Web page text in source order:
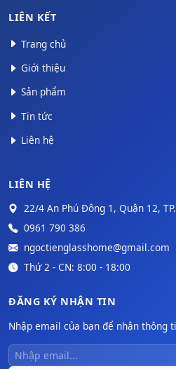
LIÊN KẾT
Trang chủ
Giới thiệu
Sản phẩm
Tin tức
Liên hệ
LIÊN HỆ
22/4 An Phú Đông 1, Quận 12,
0961 790 386
ngoctienglasshome@gmail.com
Thứ 2 - CN: 8:00 - 18:00
ĐĂNG KÝ NHẬN TIN
Nhập email của bạn để nhận thông